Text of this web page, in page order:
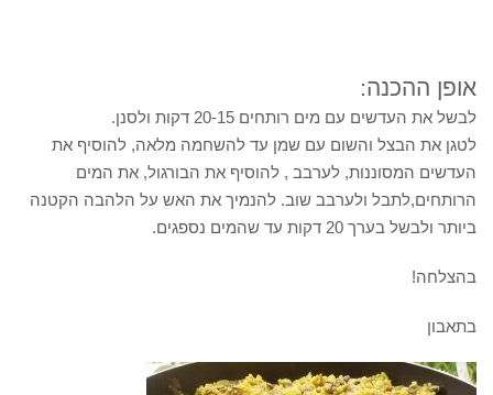
אופן ההכנה:
לבשל את העדשים עם מים רותחים 20-15 דקות ולסנן.
לטגן את הבצל והשום עם שמן עד להשחמה מלאה, להוסיף את
העדשים המסוננות, לערבב , להוסיף את הבורגול, את המים
הרותחים,לתבל ולערבב שוב. להנמיך את האש על הלהבה הקטנה
ביותר ולבשל בערך 20 דקות עד שהמים נספגים.
בהצלחה!
בתאבון